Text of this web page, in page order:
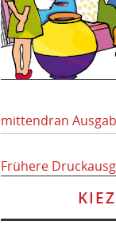
mittendran
Frühere